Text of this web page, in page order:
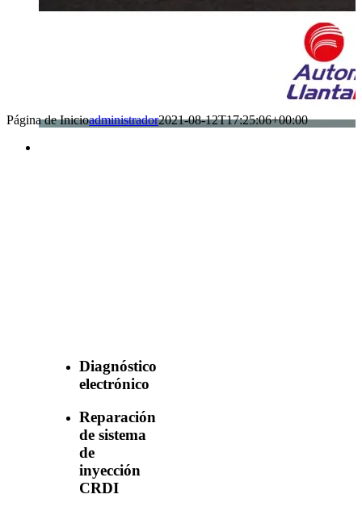
Página de Inicioadministrador2021-08-12T17:25:06+00:00
Diagnóstico
electrónico
Reparación
de sistema
de
inyección
CRDI